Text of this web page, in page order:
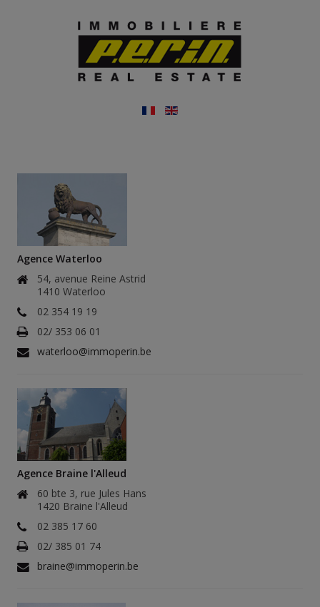
Agence Waterloo
54, avenue Reine Astrid
1410 Waterloo
02 354 19 19
02/ 353 06 01
waterloo@immoperin.be
Agence Braine l'Alleud
60 bte 3, rue Jules Hans
1420 Braine l'Alleud
02 385 17 60
02/ 385 01 74
braine@immoperin.be